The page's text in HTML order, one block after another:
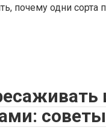
почему одни
советы